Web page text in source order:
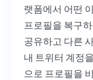
랫폼에서 어떤
프로필을 복구
공유하고 다른
내 트위터 계정
으로 프로필을